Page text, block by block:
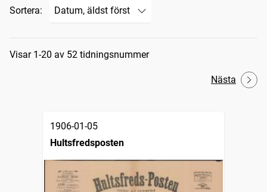
Sortera:
Sökresultat
Visar 1-20 av 52 tidningsnummer
Nästa
1906-01-05
Hultsfredsposten